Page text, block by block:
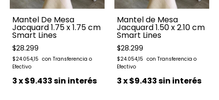
Mantel De Mesa
Jacquard 1.75 x 1.75 cm
Smart Lines
$28.299
$24.054,15
3x$9.433sin interés
Mantel de Mesa
Jacquard 1.50 x 2.10 cm
Smart Lines
$28.299
$24.054,15
3x$9.433sin interés